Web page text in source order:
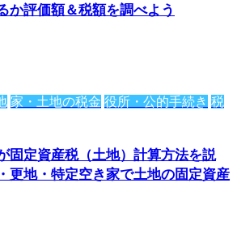
か評価額＆税額を調べよう
家・土地の税金 役所・公的手続き 税
固定資産税（土地）計算方法を説
更地・特定空き家で土地の固定資産